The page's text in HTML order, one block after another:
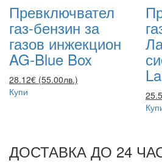
Превключвател
газ-бензин за
газов инжекцион
AG-Blue Box
28.12€ (55.00лв.)
Купи
ДОСТАВКА ДО 24